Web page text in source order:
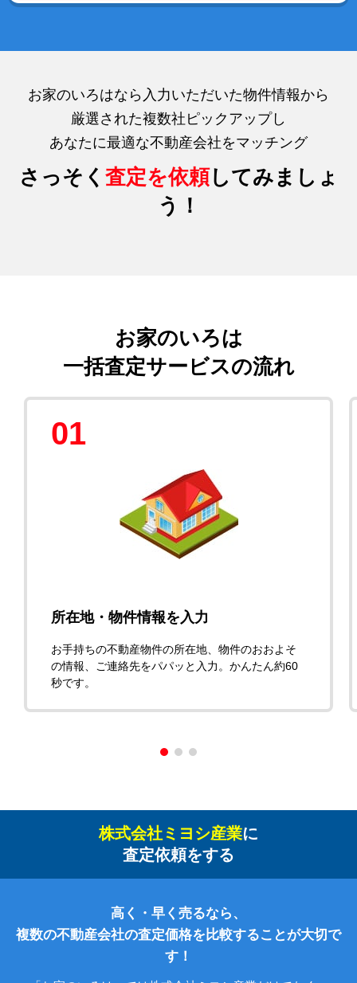
お家のいろはなら入力いただいた物件情報から
厳選された複数社ピックアップし
あなたに最適な不動産会社をマッチング
さっそく 査定を依頼してみましょ
う！
お家のいろは
一括査定サービスの流れ
01
所在地・物件情報を入力
お手持ちの不動産物件の所在地、物件のおおよそ
の情報、ご連絡先をパパッと入力。かんたん約60
秒です。
株式会社ミヨシ産業に
査定依頼をする
高く・早く売るなら、
複数の不動産会社の査定価格を比較することが大切で
す！